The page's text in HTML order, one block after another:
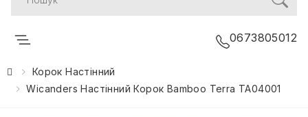
Search
0673805012
Корок Настінний
Wicanders Настінний Корок Bamboo Terra TA04001